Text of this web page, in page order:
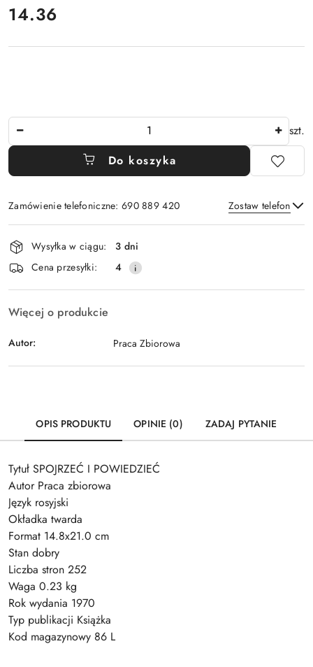
cena:
14.36
szt.
Do koszyka
Zamówienie telefoniczne: 690 889 420 Zostaw telefon
Wyślij
Dostępność
i
dostawa
Wysyłka w ciągu:
3 dni
Cena przesyłki:
4
Więcej o produkcie
Autor: Praca Zbiorowa
OPIS PRODUKTU OPINIE (0) ZADAJ PYTANIE
Tytuł SPOJRZEĆ I POWIEDZIEĆ
Autor Praca zbiorowa
Język rosyjski
Okładka twarda
Format 14.8x21.0 cm
Stan dobry
Liczba stron 252
Waga 0.23 kg
Rok wydania 1970
Typ publikacji Książka
Kod magazynowy 86 L